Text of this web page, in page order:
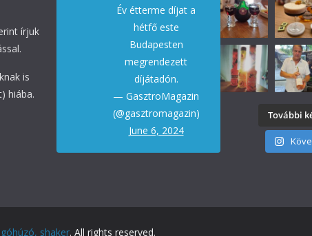
írjuk
is
hiába.
Év étterme díjat a
hétfő este
Budapesten
megrendezett
díjátadón.
— GasztroMagazin
(@gasztromagazin)
June 6, 2024
További
shaker. All rights reserved.